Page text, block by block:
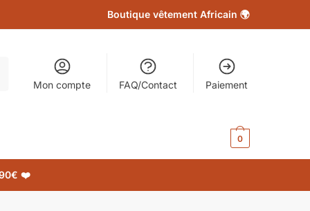
Boutique vêtement Africain 🌍
Mon compte FAQ/Contact Paiement
0
❤️